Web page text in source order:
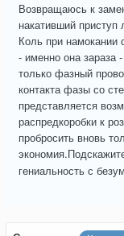
Возвращаюсь к
накативший
Коль при намокании
- именно она зараза
только фазный
контакта фазы со
представляется
распредкоробки к
пробросить вновь
гениальность с